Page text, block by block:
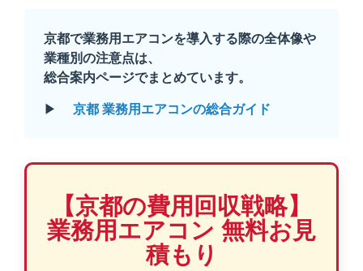
京都で業務用エアコンを導入する際の全体像や
業種別の注意点は、
総合案内ページでまとめています。
▶
京都 業務用エアコンの総合ガイド
【京都の費用回収戦略】
業務用エアコン 無料お見
積もり